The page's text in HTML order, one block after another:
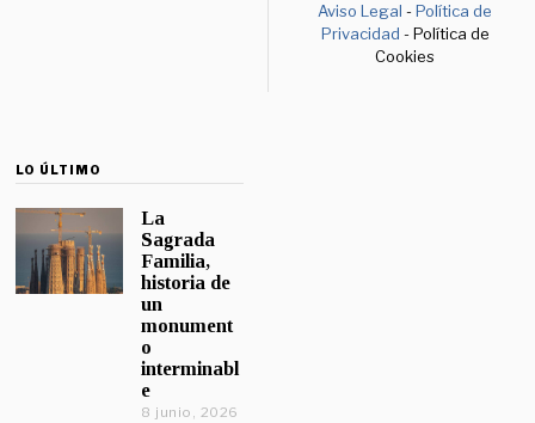
Aviso Legal -Política de
Privacidad - Política de
Cookies
LO ÚLTIMO
La
Sagrada
Familia,
historia de
un
monument
o
interminabl
e
8 junio, 2026